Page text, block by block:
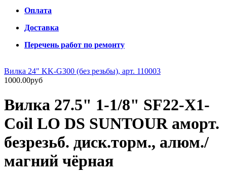
Оплата
Доставка
Перечень работ по ремонту
Вилка 24" KK-G300 (без резьбы), арт. 110003
1000.00руб
Вилка 27.5" 1-1/8" SF22-X1-
Coil LO DS SUNTOUR аморт.
безрезьб. диск.торм., алюм./
магний чёрная